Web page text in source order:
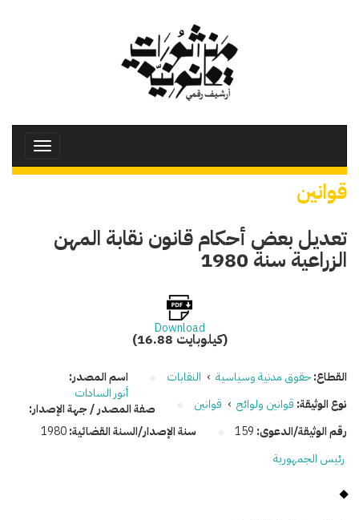
Toggle
قوانين
تعديل بعض أحكام قانون نقابة المهن
الزراعية سنة 1980
Download
(16.88 كيلوبايت)
القطاع:حقوق مدنية وسياسية › النقابات
نوع الوثيقة: قوانين ولوائح › قوانين
رقم الوثيقة/الدعوى: 159 سنة الإصدار/السنة القضائية:1980
اسم المصدر:
أنور السادات
صفة المصدر / جهة الإصدار:
رئيس الجمهورية